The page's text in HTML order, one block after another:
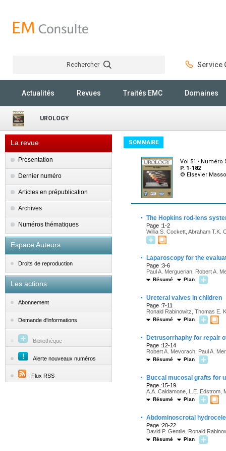
Rechercher Service
Actualités Revues Traités EMC Domaines
UROLOGY
La revue
Présentation
Dernier numéro
Articles en prépublication
Archives
Numéros thématiques
Espace Auteurs
Droits de reproduction
Les actions
Abonnement
Demande d'informations
Bibliothèque
Alerte nouveaux numéros
Flux RSS
SOMMAIRE
Vol 51 - Numéro
P. 1-182
© Elsevier
· The Hopkins rod-lens
Page :1-2
Willia S. Cockett, Abraham T.K.
· Laparoscopy for the
Page :3-6
Paul A. Merguerian, Robert A.
Résumé Plan
· Ureteral valves in children
Page :7-11
Ronald Rabinowitz, Thomas E.
Résumé Plan
· Detrusorrhaphy for repair
Page :12-14
Robert A. Mevorach, Paul A.
Résumé Plan
· Buccal mucosal grafts for
Page :15-19
A.A. Caldamone, L.E. Edstrom,
Résumé Plan
· Abdominoscrotal
Page :20-22
David P. Gentile, Ronald
Résumé Plan